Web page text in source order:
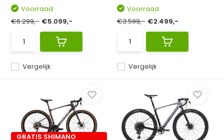
Vergelijk
Voorraad
€6.299,- €5.099,-
Vergelijk
Voorraad
€3.599,- €2.499,-
GRATIS SHIMANO